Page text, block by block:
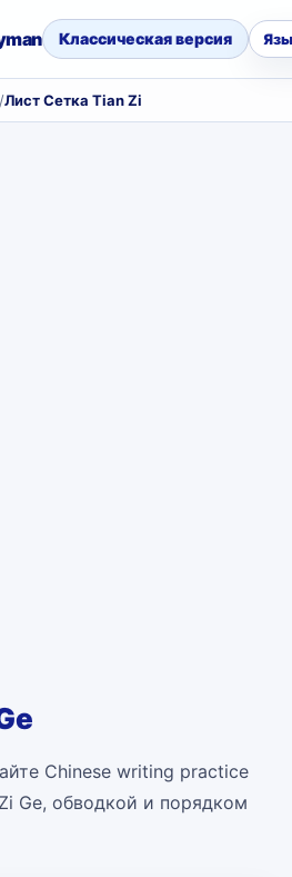
Классическая версия
/Лист Сетка Tian Zi
Chinese writing practice
Ge, обводкой и порядком